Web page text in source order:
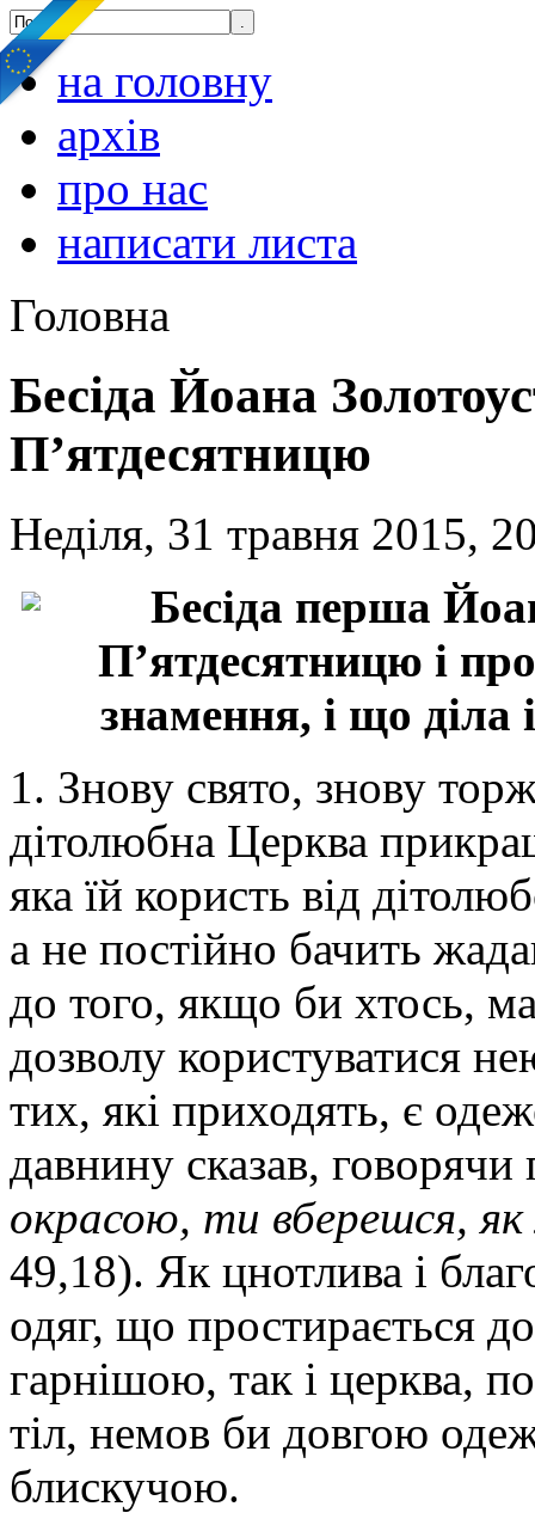
на головну
архів
про нас
написати листа
Головна
Бесіда Йоана
П’ятдесятницю
Неділя, 31 травня 2015,
Бесіда перша
П’ятдесятницю і
знамення, і що діла
1. Знову свято, знову
дітолюбна Церква
яка їй користь від
а не постійно бачить
до того, якщо би хтось,
дозволу користуватися
тих, які приходять, є
давнину сказав,
окрасою, ти вберешся,
49,18). Як цнотлива і
одяг, що простирається
гарнішою, так і церква,
тіл, немов би довгою
блискучою.